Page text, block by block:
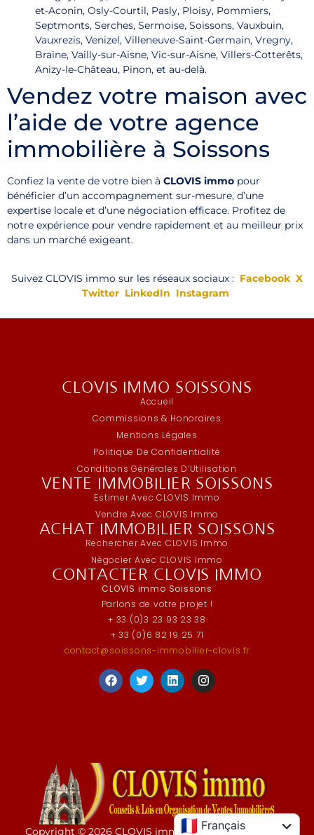
et-Aconin, Osly-Courtil, Pasly, Ploisy, Pommiers,
Septmonts, Serches, Sermoise, Soissons, Vauxbuin,
Vauxrezis, Venizel, Villeneuve-Saint-Germain, Vregny,
Braine, Vailly-sur-Aisne, Vic-sur-Aisne, Villers-Cotterêts,
Anizy-le-Château, Pinon, et au-delà.
Vendez votre maison avec
l’aide de votre agence
immobilière à Soissons
Confiez la vente de votre bien à CLOVIS immo pour
bénéficier d’un accompagnement sur-mesure, d’une
expertise locale et d’une négociation efficace. Profitez de
notre expérience pour vendre rapidement et au meilleur prix
dans un marché exigeant.
Suivez CLOVIS immo sur les réseaux sociaux : Facebook X
Twitter LinkedIn Instagram
CLOVIS IMMO SOISSONS
Accueil
Commissions & Honoraires
Mentions Légales
Politique De Confidentialité
Conditions Générales D’Utilisation
VENTE IMMOBILIER SOISSONS
Estimer Avec CLOVIS Immo
Vendre Avec CLOVIS Immo
ACHAT IMMOBILIER SOISSONS
Rechercher Avec CLOVIS Immo
Négocier Avec CLOVIS Immo
CONTACTER CLOVIS IMMO
CLOVIS immo Soissons
Parlons de votre projet !
+ 33 (0)3 23 93 23 38
+ 33 (0)6 82 19 25 71
contact@soissons-immobilier-clovis.fr
Copyright © 2026 CLOVIS immo | Conception : CINTU
English
Français